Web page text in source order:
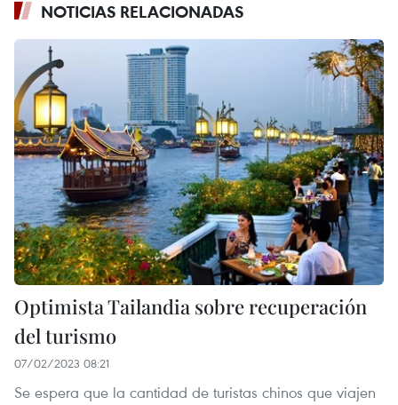
NOTICIAS RELACIONADAS
Optimista Tailandia sobre recuperación
del turismo
07/02/2023 08:21
Se espera que la cantidad de turistas chinos que viajen